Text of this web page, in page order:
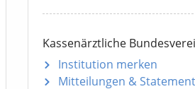
Kassenärztliche
Institution merken
Mitteilungen &